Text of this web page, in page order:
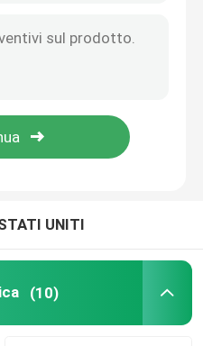
UNITI
(10)